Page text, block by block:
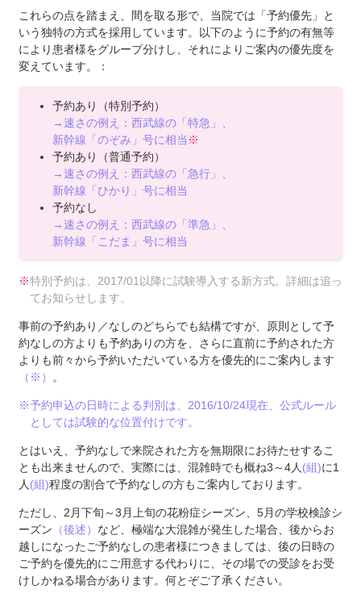
これらの点を踏まえ、間を取る形で、当院では「予約優先」と
いう独特の方式を採用しています。以下のように予約の有無等
により患者様をグループ分けし、それによりご案内の優先度を
変えています。：
予約あり（特別予約）
→速さの例え：西武線の「特急」、
新幹線「のぞみ」号に相当 ※
予約あり（普通予約）
→速さの例え：西武線の「急行」、
新幹線「ひかり」号に相当
予約なし
→速さの例え：西武線の「準急」、
新幹線「こだま」号に相当
※特別予約は、2017/01以降に試験導入する新方式。詳細は追っ
てお知らせします。
事前の予約あり／なしのどちらでも結構ですが、原則として予
約なしの方よりも予約ありの方を、さらに直前に予約された方
よりも前々から予約いただいている方を優先的にご案内します
（※）
。
※予約申込の日時による判別は、2016/10/24現在、公式ルール
としては試験的な位置付けです。
とはいえ、予約なしで来院された方を無期限にお待たせするこ
とも出来ませんので、実際には、混雑時でも概ね3～4人 (組)に1
人 (組)程度の割合で予約なしの方もご案内しております。
ただし、2月下旬～3月上旬の花粉症シーズン、5月の学校検診シ
ーズン （後述） など、極端な大混雑が発生した場合、後からお
越しになったご予約なしの患者様につきましては、後の日時の
ご予約を優先的にご用意する代わりに、その場での受診をお受
けしかねる場合があります。何とぞご了承ください。